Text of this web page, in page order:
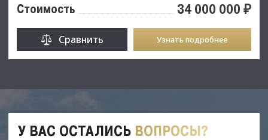
Стоимость 34 000 000 ₽
Сравнить Узнать подробнее
У ВАС ОСТАЛИСЬ ВОПРОСЫ?